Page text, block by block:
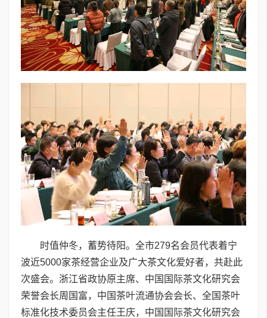
时值仲冬，蓄势待阳。全市279名会员代表着宁
波近5000家茶经营企业及广大茶文化爱好者，共赴此
次盛会。浙江省政协原主席、中国国际茶文化研究会
荣誉会长周国富，中国茶叶流通协会会长、全国茶叶
标准化技术委员会主任王庆，中国国际茶文化研究会